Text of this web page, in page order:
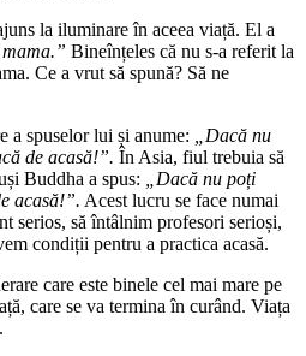
la iluminare în aceea viață. El a
Bineînțeles că nu s-a referit la
Ce a vrut să spună? Să ne
a spuselor lui și anume:
„Dacă nu
de acasă!”. În Asia, fiul trebuia să
Buddha a spus:
„Dacă nu poți
acasă!”. Acest lucru se face numai
serios, să întâlnim profesori serioși,
condiții pentru a practica acasă.
care este binele cel mai mare pe
care se va termina în curând. Viața